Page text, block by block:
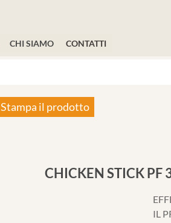
CHI SIAMO CONTATTI
Stampa il prodotto
CHICKEN STICK PF
IL